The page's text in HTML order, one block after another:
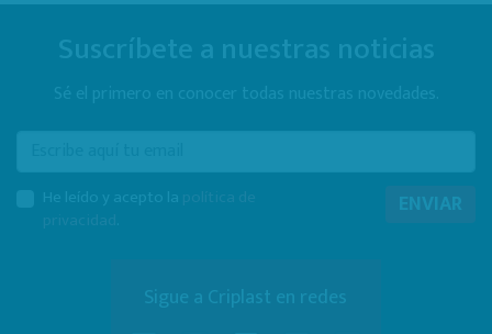
ENVIAR
Sigue a Criplast en redes